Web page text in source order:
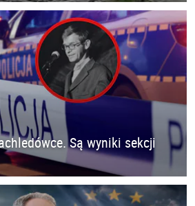
Są wyniki sekcji